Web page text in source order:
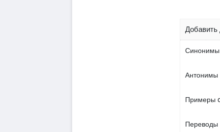
Антонимы
Примеры
Переводы